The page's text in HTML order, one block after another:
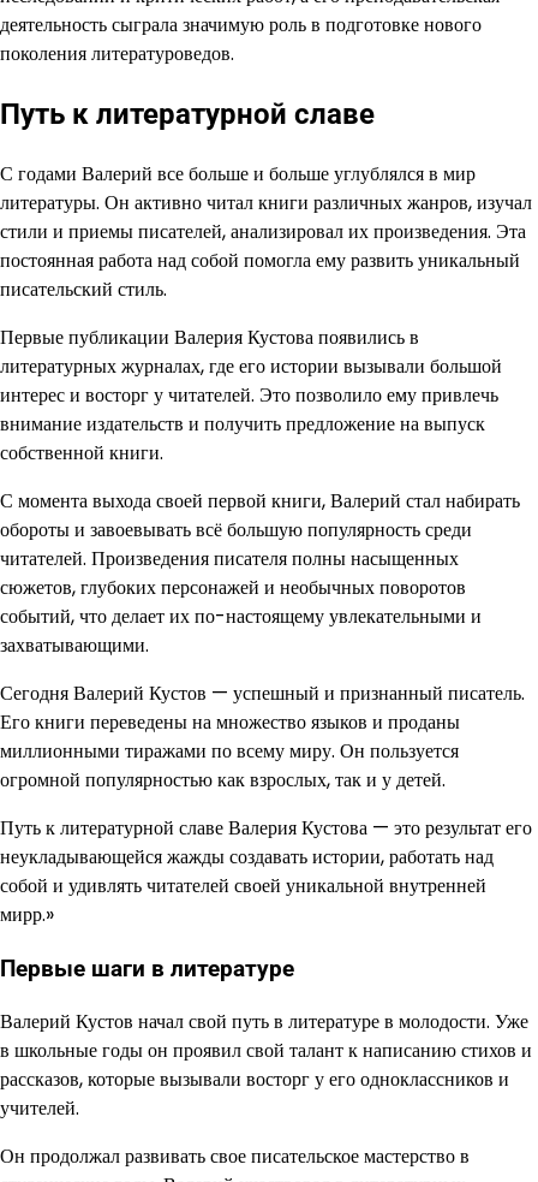
деятельность сыграла значимую роль в подготовке нового
поколения литературоведов.
Путь к литературной славе
С годами Валерий все больше и больше углублялся в мир
литературы. Он активно читал книги различных жанров, изучал
стили и приемы писателей, анализировал их произведения. Эта
постоянная работа над собой помогла ему развить уникальный
писательский стиль.
Первые публикации Валерия Кустова появились в
литературных журналах, где его истории вызывали большой
интерес и восторг у читателей. Это позволило ему привлечь
внимание издательств и получить предложение на выпуск
собственной книги.
С момента выхода своей первой книги, Валерий стал набирать
обороты и завоевывать всё большую популярность среди
читателей. Произведения писателя полны насыщенных
сюжетов, глубоких персонажей и необычных поворотов
событий, что делает их по-настоящему увлекательными и
захватывающими.
Сегодня Валерий Кустов — успешный и признанный писатель.
Его книги переведены на множество языков и проданы
миллионными тиражами по всему миру. Он пользуется
огромной популярностью как взрослых, так и у детей.
Путь к литературной славе Валерия Кустова — это результат его
неукладывающейся жажды создавать истории, работать над
собой и удивлять читателей своей уникальной внутренней
мирр.»
Первые шаги в литературе
Валерий Кустов начал свой путь в литературе в молодости. Уже
в школьные годы он проявил свой талант к написанию стихов и
рассказов, которые вызывали восторг у его одноклассников и
учителей.
Он продолжал развивать свое писательское мастерство в